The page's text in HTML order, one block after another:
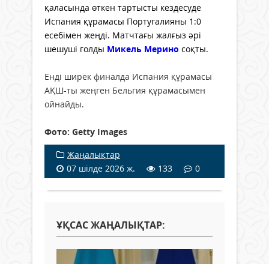
қаласында өткен тартысты кездесуде
Испания құрамасы Португалияны 1:0
есебімен жеңді. Матчтағы жалғыз әрі
шешуші голды Микель Мерино соқты.
Енді ширек финалда Испания құрамасы
АҚШ-ты жеңген Бельгия құрамасымен
ойнайды.
Фото: Getty Images
Жаңалықтар
07 шілде 2026 ж.
133 0
ҰҚСАС ЖАҢАЛЫҚТАР: